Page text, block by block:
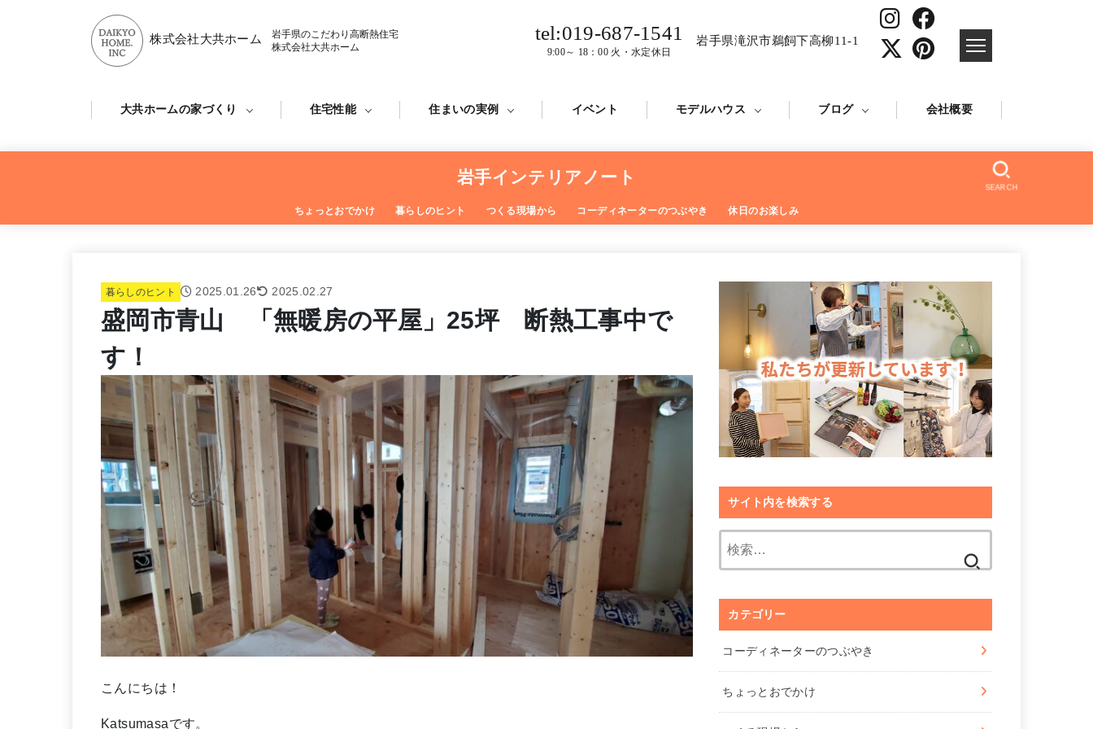
株式会社大共ホーム
岩手県のこだわり高断熱住宅
株式会社大共ホーム
tel:019-687-1541
9:00～ 18：00 火・水定休日
岩手県滝沢市鵜飼下高柳11-1
大共ホームの家づくり 住宅性能 住まいの実例 イベント モデルハウス ブログ 会社概要
岩手インテリアノート
ちょっとおでかけ 暮らしのヒント つくる現場から コーディネーターのつぶやき 休⽇のお楽しみ
SEARCH
暮らしのヒント 2025.01.26 2025.02.27
盛岡市青山 「無暖房の平屋」25坪 断熱工事中で
す！
こんにちは！
Katsumasaです。
サイト内を検索する
カテゴリー
コーディネーターのつぶやき
ちょっとおでかけ